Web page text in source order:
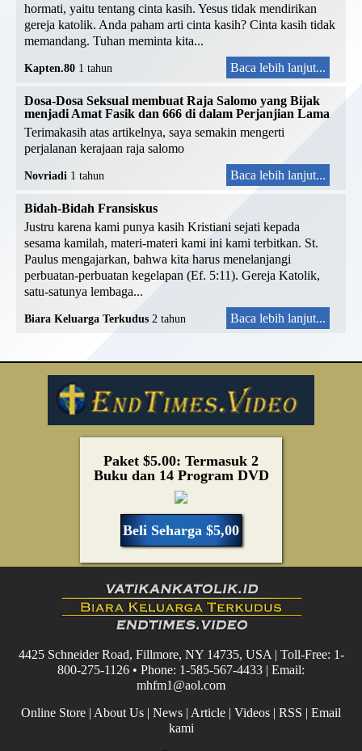
hormati, yaitu tentang cinta kasih. Yesus tidak mendirikan
gereja katolik. Anda paham arti cinta kasih? Cinta kasih tidak
memandang. Tuhan meminta kita...
Kapten.80 1 tahun Baca lebih lanjut...
Dosa-Dosa Seksual membuat Raja Salomo yang Bijak
menjadi Amat Fasik dan 666 di dalam Perjanjian Lama
Terimakasih atas artikelnya, saya semakin mengerti
perjalanan kerajaan raja salomo
Novriadi 1 tahun Baca lebih lanjut...
Bidah-Bidah Fransiskus
Justru karena kami punya kasih Kristiani sejati kepada
sesama kamilah, materi-materi kami ini kami terbitkan. St.
Paulus mengajarkan, bahwa kita harus menelanjangi
perbuatan-perbuatan kegelapan (Ef. 5:11). Gereja Katolik,
satu-satunya lembaga...
Biara Keluarga Terkudus 2 tahun Baca lebih lanjut...
Paket $5.00: Termasuk 2
Buku dan 14 Program DVD
Beli Seharga $5,00
4425 Schneider Road, Fillmore, NY 14735, USA | Toll-Free: 1-
800-275-1126 • Phone: 1-585-567-4433 | Email:
mhfm1@aol.com
Online Store | About Us | News | Article | Videos | RSS | Email
kami